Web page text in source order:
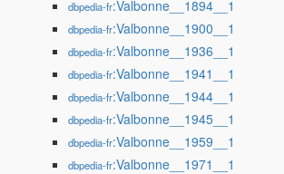
dbpedia-fr:Valbonne__1894__1
dbpedia-fr:Valbonne__1900__1
dbpedia-fr:Valbonne__1936__1
dbpedia-fr:Valbonne__1941__1
dbpedia-fr:Valbonne__1944__1
dbpedia-fr:Valbonne__1945__1
dbpedia-fr:Valbonne__1959__1
dbpedia-fr:Valbonne__1971__1